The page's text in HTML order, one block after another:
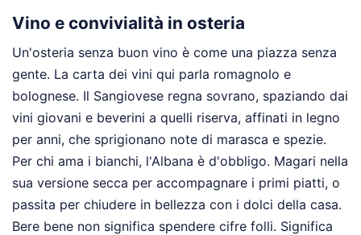
Vino e convivialità in osteria
Un'osteria senza buon vino è come una piazza senza
gente. La carta dei vini qui parla romagnolo e
bolognese. Il Sangiovese regna sovrano, spaziando dai
vini giovani e beverini a quelli riserva, affinati in legno
per anni, che sprigionano note di marasca e spezie.
Per chi ama i bianchi, l'Albana è d'obbligo. Magari nella
sua versione secca per accompagnare i primi piatti, o
passita per chiudere in bellezza con i dolci della casa.
Bere bene non significa spendere cifre folli. Significa